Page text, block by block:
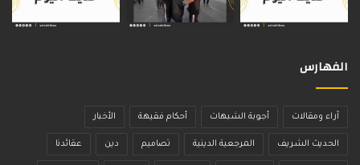
الفهارس
آراء ومقالات أجوبة الشبهات أحكام فقيهة الأخبار
الحديث الشريف المرجعية الدينية تصاميم دين عقائدنا